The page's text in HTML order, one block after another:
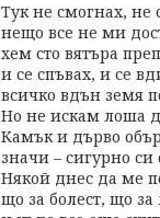
Тук не смогнах, не
нещо все не ми
хем сто вятъра
и се спъвах, и се
всичко вдън земя
Но не искам лоша
Камък и дърво
значи – сигурно си
Някой днес да ме
що за болест, що за